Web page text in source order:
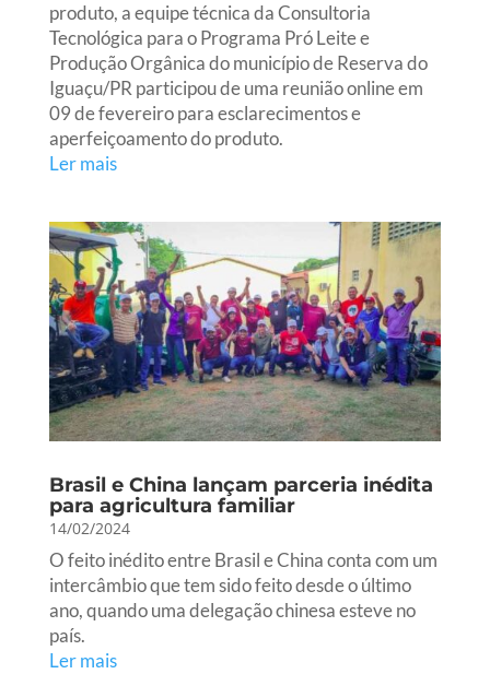
produto, a equipe técnica da Consultoria
Tecnológica para o Programa Pró Leite e
Produção Orgânica do município de Reserva do
Iguaçu/PR participou de uma reunião online em
09 de fevereiro para esclarecimentos e
aperfeiçoamento do produto.
Ler mais
Brasil e China lançam parceria inédita
para agricultura familiar
14/02/2024
O feito inédito entre Brasil e China conta com um
intercâmbio que tem sido feito desde o último
ano, quando uma delegação chinesa esteve no
país.
Ler mais